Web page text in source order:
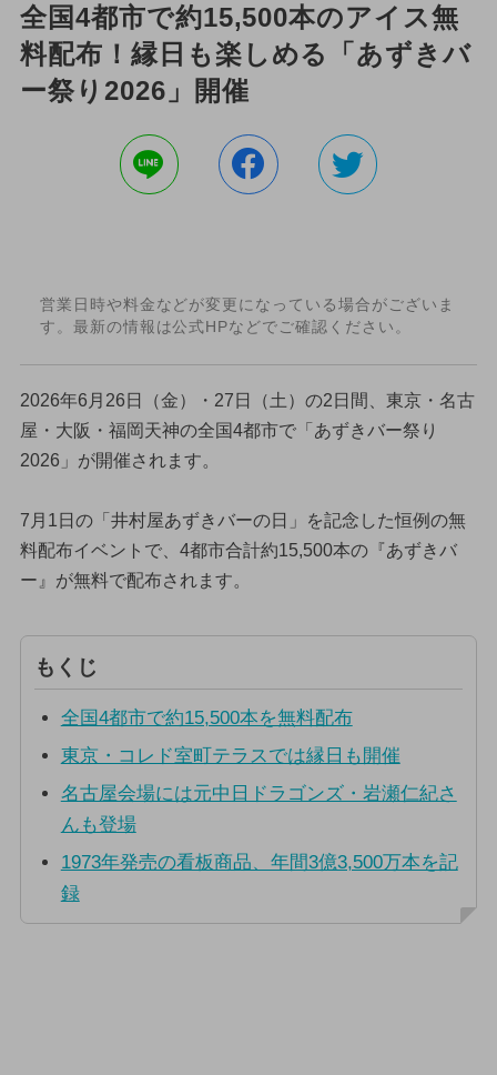
全国4都市で約15,500本のアイス無
料配布！縁日も楽しめる「あずきバ
ー祭り2026」開催
営業日時や料金などが変更になっている場合がございま
す。最新の情報は公式HPなどでご確認ください。
2026年6月26日（金）・27日（土）の2日間、東京・名古
屋・大阪・福岡天神の全国4都市で「あずきバー祭り
2026」が開催されます。
7月1日の「井村屋あずきバーの日」を記念した恒例の無
料配布イベントで、4都市合計約15,500本の『あずきバ
ー』が無料で配布されます。
もくじ
全国4都市で約15,500本を無料配布
東京・コレド室町テラスでは縁日も開催
名古屋会場には元中日ドラゴンズ・岩瀬仁紀さ
んも登場
1973年発売の看板商品、年間3億3,500万本を記
録